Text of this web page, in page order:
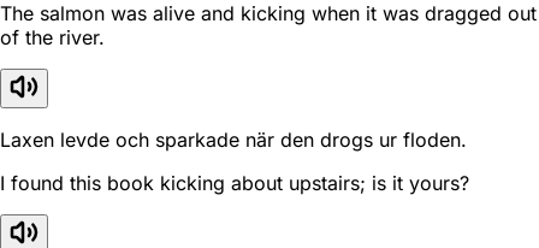
The salmon was alive and kicking when it was dragged out
of the river.
Laxen levde och sparkade när den drogs ur floden.
I found this book kicking about upstairs; is it yours?